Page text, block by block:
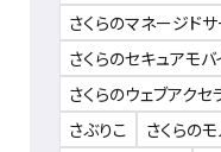
さくらのマネージド
さくらのセキュアモ
さくらのウェブアクセ
さぶりこ
さくらの